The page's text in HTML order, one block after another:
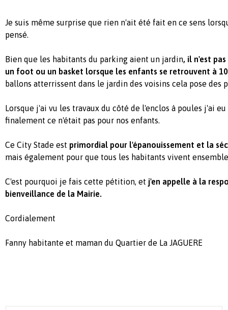
Je suis même surprise que rien n'ait été fait en ce sens
pensé.
Bien que les habitants du parking aient un jardin, il n'est
un foot ou un basket lorsque les enfants se retrouvent à
ballons atterrissent dans le jardin des voisins cela pose des
Lorsque j'ai vu les travaux du côté de l'enclos à poules j'ai
finalement ce n'était pas pour nos enfants.
Ce City Stade est primordial pour l'épanouissement et la
mais également pour que tous les habitants vivent
C'est pourquoi je fais cette pétition, et j'en appelle à la
bienveillance de la Mairie.
Cordialement
Fanny habitante et maman du Quartier de La JAGUERE